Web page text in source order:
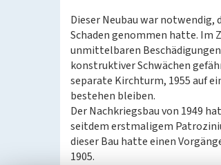
Dieser Neubau war notwendig,
Schaden genommen hatte. Im
unmittelbaren
konstruktiver Schwächen
separate Kirchturm, 1955 auf
bestehen bleiben.
Der Nachkriegsbau von 1949
seitdem erstmaligem
dieser Bau hatte einen
1905.